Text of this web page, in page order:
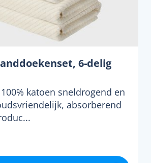
6-delig
katoen sneldrogend en
absorberend